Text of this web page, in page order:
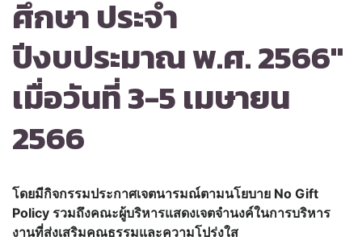
ศึกษา ประจำ
ปีงบประมาณ พ.ศ. 2566"
เมื่อวันที่ 3-5 เมษายน
2566
โดยมีกิจกรรมประกาศเจตนารมณ์ตามนโยบาย No Gift
Policy รวมถึงคณะผู้บริหารแสดงเจตจำนงค์ในการบริหาร
งานที่ส่งเสริมคุณธรรมและความโปร่งใส